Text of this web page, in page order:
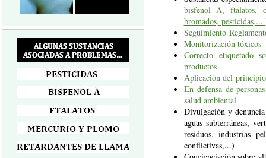
bisfenol A, ftalatos,
bromados,
Seguimiento
Monitorización tóxicos
Correcto etiquetado
productos
Aplicación del
En defensa de
salud ambiental
Divulgación y
aguas subterráneas,
residuos, industrias
conflictivas,...)